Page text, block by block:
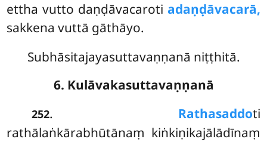
ettha vutto daṇḍāvacaroti adaṇḍāvacarā,
sakkena vuttā gāthāyo.
Subhāsitajayasuttavaṇṇanā niṭṭhitā.
6. Kulāvakasuttavaṇṇanā
252. Rathasaddoti
rathālaṅkārabhūtānaṃ kiṅkiṇikajālādīnaṃ